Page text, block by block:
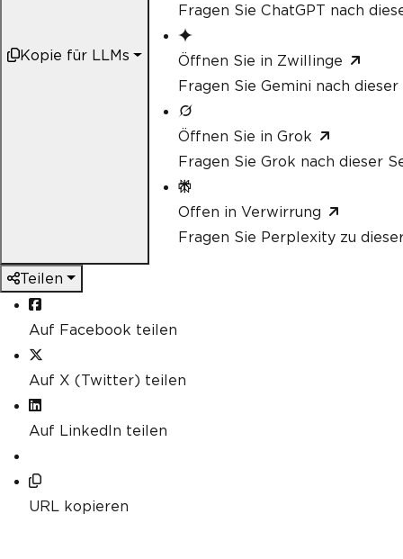
Kopie für LLMs
Fragen Sie ChatGPT nach
Öffnen Sie in Zwillinge
Fragen Sie Gemini nach
Öffnen Sie in Grok
Fragen Sie Grok nach dieser
Offen in Verwirrung
Fragen Sie Perplexity zu
Teilen
Auf Facebook teilen
Auf X (Twitter) teilen
Auf LinkedIn teilen
URL kopieren